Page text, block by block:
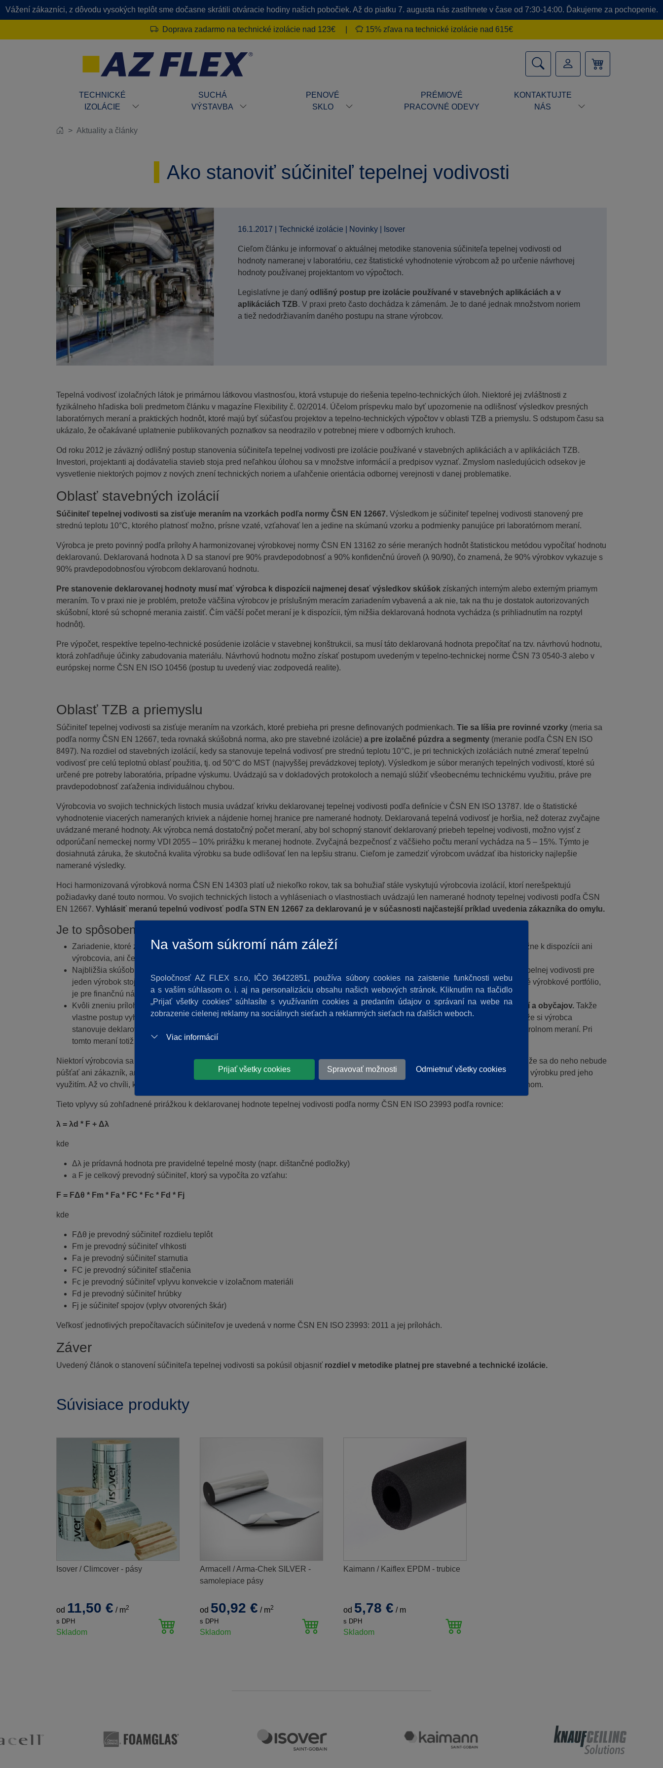
Vážení zákazníci, z dôvodu vysokých teplôt sme dočasne skrátili otváracie hodiny našich pobočiek. Až do piatku 7. augusta nás zastihnete v čase od 7:30-14:00. Ďakujeme za pochopenie.
Doprava zadarmo na technické izolácie nad 123€ 15% zľava na technické izolácie nad 615€
TECHNICKÉ
IZOLÁCIE
SUCHÁ
VÝSTAVBA
PENOVÉ
SKLO
PRÉMIOVÉ
PRACOVNÉ ODEVY
KONTAKTUJTE
NÁS
Aktuality a články
Ako stanoviť súčiniteľ tepelnej vodivosti
16.1.2017 Technické izolácie Novinky Isover
Cieľom článku je informovať o aktuálnej metodike stanovenia súčiniteľa tepelnej vodivosti od
hodnoty nameranej v laboratóriu, cez štatistické vyhodnotenie výrobcom až po určenie návrhovej
hodnoty používanej projektantom vo výpočtoch.
Legislatívne je daný odlišný postup pre izolácie používané v stavebných aplikáciách a v
aplikáciách TZB. V praxi preto často dochádza k zámenám. Je to dané jednak množstvom noriem
a tiež nedodržiavaním daného postupu na strane výrobcov.
Tepelná vodivosť izolačných látok je primárnou látkovou vlastnosťou, ktorá vstupuje do riešenia tepelno-technických úloh. Niektoré jej zvláštnosti z
fyzikálneho hľadiska boli predmetom článku v magazíne Flexibility č. 02/2014. Účelom príspevku malo byť upozornenie na odlišnosť výsledkov presných
laboratórnych meraní a praktických hodnôt, ktoré majú byť súčasťou projektov a tepelno-technických výpočtov v oblasti TZB a priemyslu. S odstupom času sa
ukázalo, že očakávané uplatnenie publikovaných poznatkov sa neodrazilo v potrebnej miere v odborných kruhoch.
Od roku 2012 je záväzný odlišný postup stanovenia súčiniteľa tepelnej vodivosti pre izolácie používané v stavebných aplikáciách a v aplikáciách TZB.
Investori, projektanti aj dodávatelia stavieb stoja pred neľahkou úlohou sa v množstve informácií a predpisov vyznať. Zmyslom nasledujúcich odsekov je
vysvetlenie niektorých pojmov z nových znení technických noriem a uľahčenie orientácia odbornej verejnosti v danej problematike.
Oblasť stavebných izolácií
Súčiniteľ tepelnej vodivosti sa zisťuje meraním na vzorkách podľa normy ČSN EN 12667. Výsledkom je súčiniteľ tepelnej vodivosti stanovený pre
strednú teplotu 10°C, ktorého platnosť možno, prísne vzaté, vzťahovať len a jedine na skúmanú vzorku a podmienky panujúce pri laboratórnom meraní.
Výrobca je preto povinný podľa prílohy A harmonizovanej výrobkovej normy ČSN EN 13162 zo série meraných hodnôt štatistickou metódou vypočítať hodnotu
deklarovanú. Deklarovaná hodnota λ D sa stanoví pre 90% pravdepodobnosť a 90% konfidenčnú úroveň (λ 90/90), čo znamená, že 90% výrobkov vykazuje s
90% pravdepodobnosťou výrobcom deklarovanú hodnotu.
Pre stanovenie deklarovanej hodnoty musí mať výrobca k dispozícii najmenej desať výsledkov skúšok získaných interným alebo externým priamym
meraním. To v praxi nie je problém, pretože väčšina výrobcov je príslušným meracím zariadením vybavená a ak nie, tak na thu je dostatok autorizovaných
skúšobní, ktoré sú schopné merania zaistiť. Čím väčší počet meraní je k dispozícii, tým nižšia deklarovaná hodnota vychádza (s prihliadnutím na rozptyl
hodnôt).
Pre výpočet, respektíve tepelno-technické posúdenie izolácie v stavebnej konštrukcii, sa musí táto deklarovaná hodnota prepočítať na tzv. návrhovú hodnotu,
ktorá zohľadňuje účinky zabudovania materiálu. Návrhovú hodnotu možno získať postupom uvedeným v tepelno-technickej norme ČSN 73 0540-3 alebo v
európskej norme ČSN EN ISO 10456 (postup tu uvedený viac zodpovedá realite).
Oblasť TZB a priemyslu
Súčiniteľ tepelnej vodivosti sa zisťuje meraním na vzorkách, ktoré prebieha pri presne definovaných podmienkach. Tie sa líšia pre rovinné vzorky (meria sa
podľa normy ČSN EN 12667, teda rovnaká skúšobná norma, ako pre stavebné izolácie) a pre izolačné púzdra a segmenty (meranie podľa ČSN EN ISO
8497). Na rozdiel od stavebných izolácií, kedy sa stanovuje tepelná vodivosť pre strednú teplotu 10°C, je pri technických izoláciách nutné zmerať tepelnú
vodivosť pre celú teplotnú oblasť použitia, tj. od 50°C do MST (najvyššej prevádzkovej teploty). Výsledkom je súbor meraných tepelných vodivostí, ktoré sú
určené pre potreby laboratória, prípadne výskumu. Uvádzajú sa v dokladových protokoloch a nemajú slúžiť všeobecnému technickému využitiu, práve pre
pravdepodobnosť zaťaženia individuálnou chybou.
Výrobcovia vo svojich technických listoch musia uvádzať krivku deklarovanej tepelnej vodivosti podľa definície v ČSN EN ISO 13787. Ide o štatistické
vyhodnotenie viacerých nameraných kriviek a nájdenie hornej hranice pre namerané hodnoty. Deklarovaná tepelná vodivosť je horšia, než doteraz zvyčajne
uvádzané merané hodnoty. Ak výrobca nemá dostatočný počet meraní, aby bol schopný stanoviť deklarovaný priebeh tepelnej vodivosti, možno vyjsť z
odporúčaní nemeckej normy VDI 2055 – 10% prirážku k meranej hodnote. Zvyčajná bezpečnosť z väčšieho počtu meraní vychádza na 5 – 15%. Týmto je
dosiahnutá záruka, že skutočná kvalita výrobku sa bude odlišovať len na lepšiu stranu. Cieľom je zamedziť výrobcom uvádzať iba historicky najlepšie
namerané výsledky.
Hoci harmonizovaná výrobková norma ČSN EN 14303 platí už niekoľko rokov, tak sa bohužiaľ stále vyskytujú výrobcovia izolácií, ktorí nerešpektujú
požiadavky dané touto normou. Vo svojich technických listoch a vyhláseniach o vlastnostiach uvádzajú len namerané hodnoty tepelnej vodivosti podľa ČSN
EN 12667. Vyhlásiť meranú tepelnú vodivosť podľa STN EN 12667 za deklarovanú je v súčasnosti najčastejší príklad uvedenia zákazníka do omylu.
Je to spôsobené niekoľkými faktormi:
Zariadenie, ktoré zvládne zmerať celý rozsah tepelnej vodivosti (u minerálnej vlny od 50 do 700°C), je veľmi drahé a nemajú ho bežne k dispozícii ani
výrobcovia, ani české skúšobne.
Najbližšia skúšobňa, ktorá je príslušným meracím zariadením vybavená, sa nachádza v Nemecku a napr. cena jedného merania tepelnej vodivosti pre
jeden výrobok stojí cca 1 800 €. Zmerať teda opakovane túto jednu vlastnosť z celej škály ďalších povinných vlastností, a to pre celé výrobkové portfólio,
je pre finančnú náročnosť realizovateľné v rámci niekoľkých rokov.
Kvôli zneniu prílohy A normy ČSN EN ISO 13787je na vôli výrobcu stanoviť si lambdu deklarovanú podľa vlastných zvyklostí a obyčajov. Takže
vlastne postup vyhodnotení daný normou (využitie štatistickej metódy) je dobrovoľný a stráca zmysel. To so sebou ale nesie riziko, že si výrobca
stanovuje deklarovanú hodnotu s malou alebo žiadnu bezpečnosťou oproti meranej lambde a ktorá zákonite nemusí obstáť pri kontrolnom meraní. Pri
tomto meraní totiž musí vyjsť vždy lepšie lambda než je deklarovaná, inak môže dozorný orgán zrušiť platnosť CE certifikátu!
Niektorí výrobcovia sa pravdepodobne spoliehajú na to, že prevedenie kontroly tejto vlastnosti je finančne aj organizačne tak nákladné, že sa do neho nebude
púšťať ani zákazník, ani kontrolný orgán. Získaním údaja deklarovanej tepelnej vodivosti dáva výrobca izolácie záruku za kvalitu svojho výrobku pred jeho
využitím. Až vo chvíli, keď prejde izolácia do rúk užívateľa, bude určené prostredie jej aplikácie a vplyv na tepelný tok izolovaným povrchom.
Tieto vplyvy sú zohľadnené prirážkou k deklarovanej hodnote tepelnej vodivosti podľa normy ČSN EN ISO 23993 podľa rovnice:
λ = λd * F + Δλ
kde
Δλ je prídavná hodnota pre pravidelné tepelné mosty (napr. dištančné podložky)
a F je celkový prevodný súčiniteľ, ktorý sa vypočíta zo vzťahu:
F = FΔθ * Fm * Fa * FC * Fc * Fd * Fj
kde
FΔθ je prevodný súčiniteľ rozdielu teplôt
Fm je prevodný súčiniteľ vlhkosti
Fa je prevodný súčiniteľ starnutia
FC je prevodný súčiniteľ stlačenia
Fc je prevodný súčiniteľ vplyvu konvekcie v izolačnom materiáli
Fd je prevodný súčiniteľ hrúbky
Fj je súčiniteľ spojov (vplyv otvorených škár)
Veľkosť jednotlivých prepočítavacích súčiniteľov je uvedená v norme ČSN EN ISO 23993: 2011 a jej prílohách.
Záver
Uvedený článok o stanovení súčiniteľa tepelnej vodivosti sa pokúsil objasniť rozdiel v metodike platnej pre stavebné a technické izolácie.
Súvisiace produkty
Isover / Climcover - pásy
od 11,50 € / m2
s DPH
Skladom
Armacell / Arma-Chek SILVER -
samolepiace pásy
od 50,92 € / m2
s DPH
Skladom
Kaimann / Kaiflex EPDM - trubice
od 5,78 € / m
s DPH
Skladom
Na vašom súkromí nám záleží
Spoločnosť AZ FLEX s.r.o, IČO 36422851, používa súbory cookies na zaistenie funkčnosti webu
a s vaším súhlasom o. i. aj na personalizáciu obsahu našich webových stránok. Kliknutím na tlačidlo
„Prijať všetky cookies“ súhlasíte s využívaním cookies a predaním údajov o správaní na webe na
zobrazenie cielenej reklamy na sociálnych sieťach a reklamných sieťach na ďalších weboch.
Viac informácií
Prijať všetky cookies Spravovať možnosti Odmietnuť všetky cookies